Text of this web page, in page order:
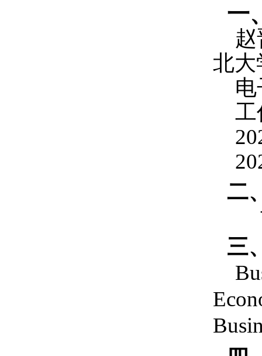
一
北大
工
二
三